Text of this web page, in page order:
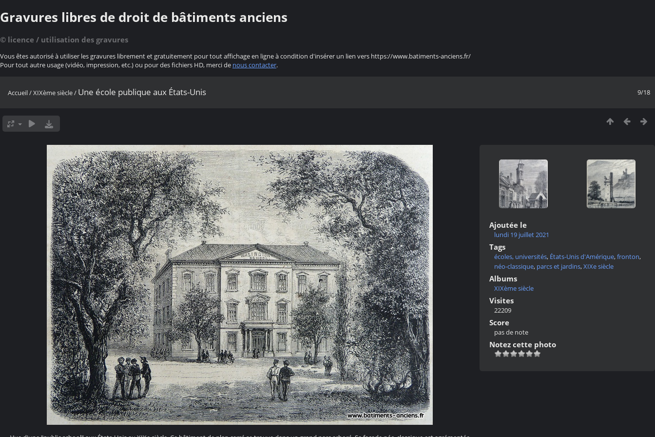
Gravures libres de droit de bâtiments anciens
© licence / utilisation des gravures
Vous êtes autorisé à utiliser les gravures librement et gratuitement pour tout affichage en ligne à condition d'insérer un lien vers https://www.batiments-anciens.fr/
Pour tout autre usage (vidéo, impression, etc.) ou pour des fichiers HD, merci de nous contacter.
9/18
Accueil/XIXème siècle/ Une école publique aux États-Unis
Ajoutée le
lundi 19 juillet 2021
Tags
écoles, universités, États-Unis d'Amérique,fronton,
néo-classique, parcs et jardins,XIXe siècle
Albums
XIXème siècle
Visites
22209
Score
pas de note
Notez cette photo